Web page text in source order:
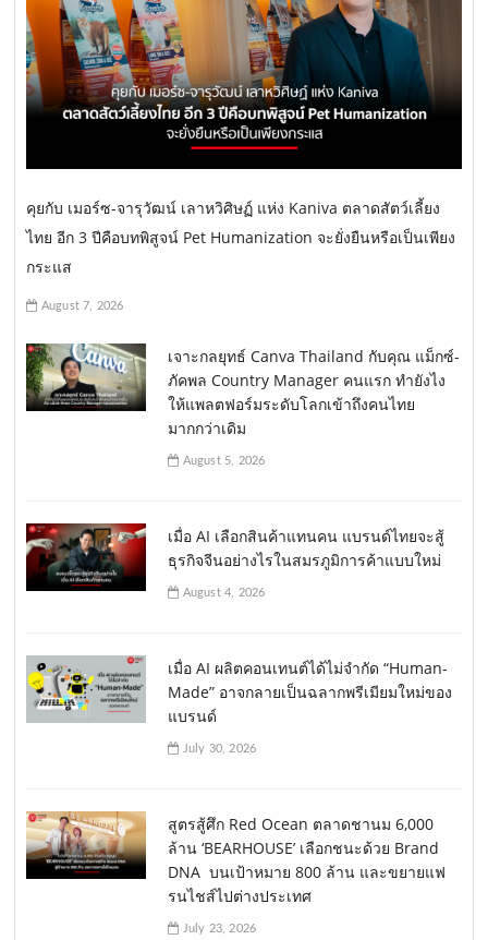
คุยกับ เมอร์ซ-จารุวัฒน์ เลาหวิศิษฏ์ แห่ง Kaniva ตลาดสัตว์เลี้ยง
ไทย อีก 3 ปีคือบทพิสูจน์ Pet Humanization จะยั่งยืนหรือเป็นเพียง
กระแส
August 7, 2026
เจาะกลยุทธ์ Canva Thailand กับคุณ แม็กซ์-
ภัคพล Country Manager คนแรก ทำยังไง
ให้แพลตฟอร์มระดับโลกเข้าถึงคนไทย
มากกว่าเดิม
August 5, 2026
เมื่อ AI เลือกสินค้าแทนคน แบรนด์ไทยจะสู้
ธุรกิจจีนอย่างไรในสมรภูมิการค้าแบบใหม่
August 4, 2026
เมื่อ AI ผลิตคอนเทนต์ได้ไม่จำกัด “Human-
Made” อาจกลายเป็นฉลากพรีเมียมใหม่ของ
แบรนด์
July 30, 2026
สูตรสู้ศึก Red Ocean ตลาดชานม 6,000
ล้าน ‘BEARHOUSE’ เลือกชนะด้วย Brand
DNA บนเป้าหมาย 800 ล้าน และขยายแฟ
รนไชส์ไปต่างประเทศ
July 23, 2026